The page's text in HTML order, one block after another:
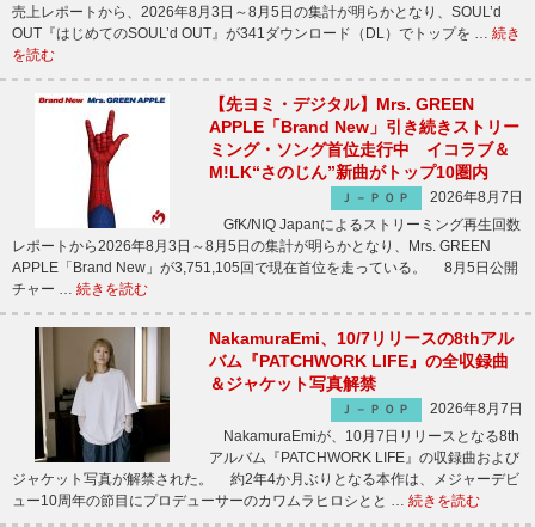
売上レポートから、2026年8月3日～8月5日の集計が明らかとなり、SOUL’d
OUT『はじめてのSOUL’d OUT』が341ダウンロード（DL）でトップを … 続き
を読む
【先ヨミ・デジタル】Mrs. GREEN
APPLE「Brand New」引き続きストリー
ミング・ソング首位走行中 イコラブ＆
M!LK“さのじん”新曲がトップ10圏内
Ｊ－ＰＯＰ
2026年8月7日
GfK/NIQ Japanによるストリーミング再生回数
レポートから2026年8月3日～8月5日の集計が明らかとなり、Mrs. GREEN
APPLE「Brand New」が3,751,105回で現在首位を走っている。 8月5日公開
チャー … 続きを読む
NakamuraEmi、10/7リリースの8thアル
バム『PATCHWORK LIFE』の全収録曲
＆ジャケット写真解禁
Ｊ－ＰＯＰ
2026年8月7日
NakamuraEmiが、10月7日リリースとなる8th
アルバム『PATCHWORK LIFE』の収録曲および
ジャケット写真が解禁された。 約2年4か月ぶりとなる本作は、メジャーデビ
ュー10周年の節目にプロデューサーのカワムラヒロシとと … 続きを読む